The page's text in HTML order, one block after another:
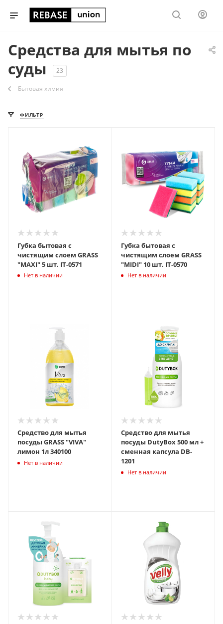
Средства для мытья по
суды
23
Бытовая химия
ФИЛЬТР
Губка бытовая с
чистящим слоем GRASS
"MAXI" 5 шт. IT-0571
Нет в наличии
Губка бытовая с
чистящим слоем GRASS
"MIDI" 10 шт. IT-0570
Нет в наличии
Средство для мытья
посуды GRASS "VIVA"
лимон 1л 340100
Нет в наличии
Средство для мытья
посуды DutyBox 500 мл +
сменная капсула DB-
1201
Нет в наличии